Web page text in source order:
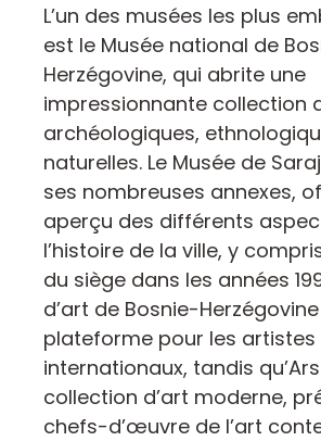
L’un des musées les plus
est le Musée national de
Herzégovine, qui abrite une
impressionnante collection
archéologiques,
naturelles. Le Musée de
ses nombreuses annexes,
aperçu des différents
l’histoire de la ville, y
du siège dans les années
d’art de Bosnie-
plateforme pour les artistes
internationaux, tandis
collection d’art moderne,
chefs-d’œuvre de l’art